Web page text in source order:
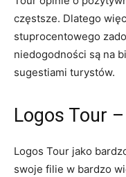
częstsze. Dlatego
stuprocentowego
niedogodności są na
sugestiami turystów.
Logos Tour
Logos Tour jako
swoje filie w bardzo